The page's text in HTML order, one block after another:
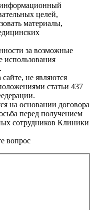
целей,
материалы,
за возможные
использования
не являются
статьи 437
на основании договора
перед получением
сотрудников Клиники
вопрос